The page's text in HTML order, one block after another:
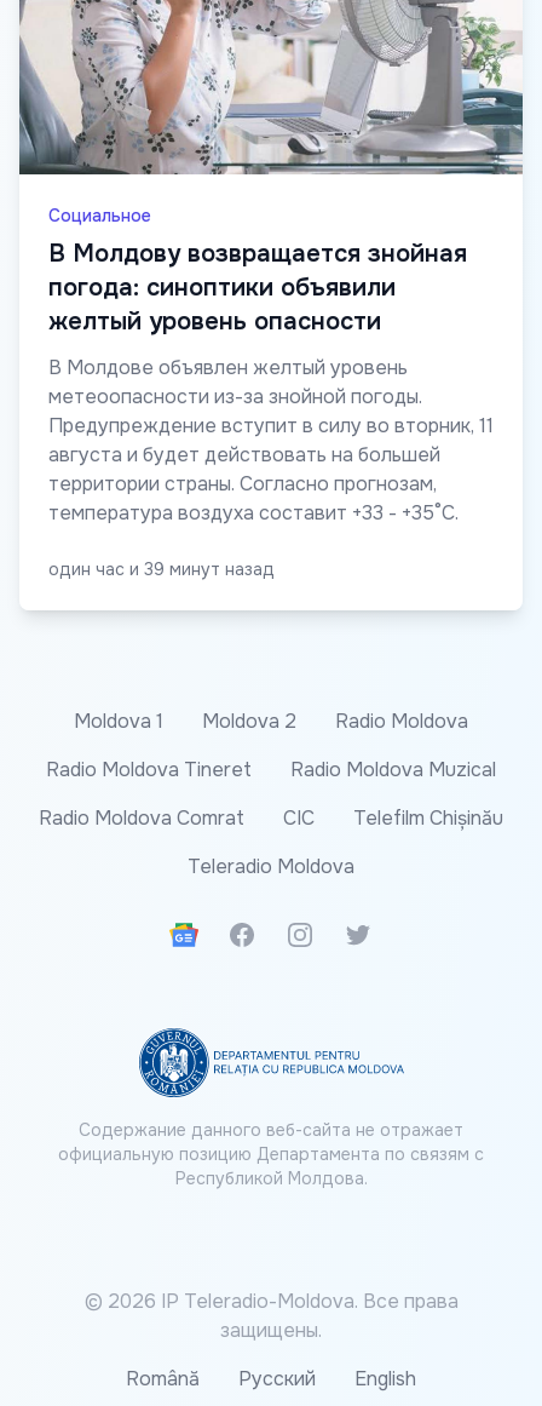
Социальное
В Молдову возвращается знойная
погода: синоптики объявили
желтый уровень опасности
В Молдове объявлен желтый уровень
метеоопасности из-за знойной погоды.
Предупреждение вступит в силу во вторник, 11
августа и будет действовать на большей
территории страны. Согласно прогнозам,
температура воздуха составит +33 - +35°C.
один час и 39 минут назад
Moldova 1 Moldova 2
Radio Moldova
Radio Moldova Tineret
Radio Moldova Muzical
Radio Moldova Comrat
CIC
Telefilm Chișinău
Teleradio Moldova
Google News
FacebookInstagramTwitter
Содержание данного веб-сайта не отражает
официальную позицию Департамента по связям с
Республикой Молдова.
© 2026 IP Teleradio-Moldova. Все права
защищены.
Română
Русский English